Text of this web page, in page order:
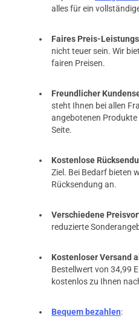
alles für ein
Faires Preis-
nicht teuer sein. Wir
fairen Preisen.
Freundlicher
steht Ihnen bei allen
angebotenen
Seite.
Kostenlose
Ziel. Bei Bedarf bieten
Rücksendung an.
Verschiedene
reduzierte
Kostenloser Versand
Bestellwert von 34,99
kostenlos zu Ihnen
Bequem bezahlen: